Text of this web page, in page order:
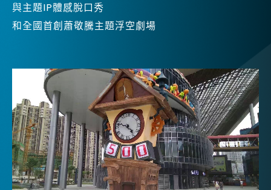
與主題IP體感脫口秀
和全國首創蕭敬騰主題浮空劇場